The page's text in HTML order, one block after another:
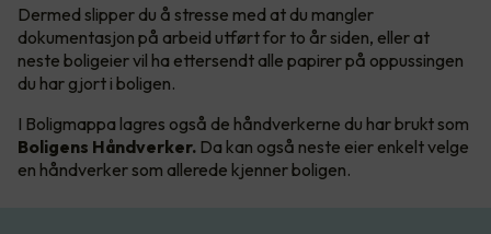
Dermed slipper du å stresse med at du mangler
dokumentasjon på arbeid utført for to år siden, eller at
neste boligeier vil ha ettersendt alle papirer på oppussingen
du har gjort i boligen.
I Boligmappa lagres også de håndverkerne du har brukt som
Boligens Håndverker. Da kan også neste eier enkelt velge
en håndverker som allerede kjenner boligen.